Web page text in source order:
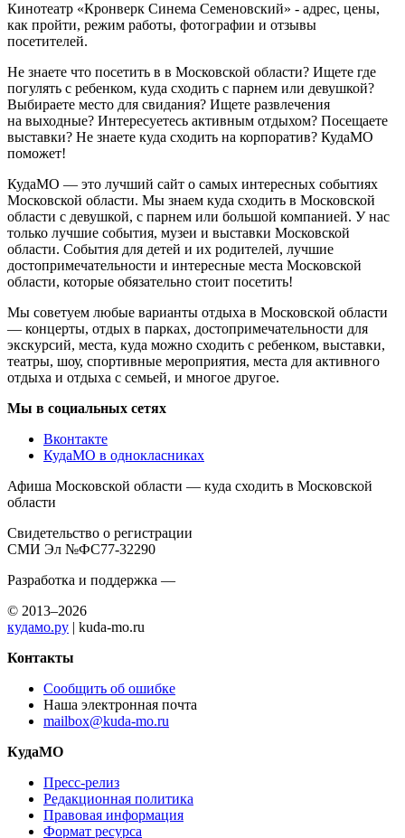
Кинотеатр «Кронверк Синема Семеновский» - адрес, цены,
как пройти, режим работы, фотографии и отзывы
посетителей.
Не знаете что посетить в в Московской области? Ищете где
погулять с ребенком, куда сходить с парнем или девушкой?
Выбираете место для свидания? Ищете развлечения
на выходные? Интересуетесь активным отдыхом? Посещаете
выставки? Не знаете куда сходить на корпоратив? КудаМО
поможет!
КудаМО — это лучший сайт о самых интересных событиях
Московской области. Мы знаем куда сходить в Московской
области с девушкой, с парнем или большой компанией. У нас
только лучшие события, музеи и выставки Московской
области. События для детей и их родителей, лучшие
достопримечательности и интересные места Московской
области, которые обязательно стоит посетить!
Мы советуем любые варианты отдыха в Московской области
— концерты, отдых в парках, достопримечательности для
экскурсий, места, куда можно сходить с ребенком, выставки,
театры, шоу, спортивные мероприятия, места для активного
отдыха и отдыха с семьей, и многое другое.
Мы в социальных сетях
Вконтакте
КудаМО в однокласниках
Афиша Московской области — куда сходить в Московской
области
Свидетельство о регистрации
СМИ Эл №ФС77-32290
Разработка и поддержка —
© 2013–2026
кудамо.ру | kuda-mo.ru
Контакты
Сообщить об ошибке
Наша электронная почта
mailbox@kuda-mo.ru
КудаМО
Пресс-релиз
Редакционная политика
Правовая информация
Формат ресурса